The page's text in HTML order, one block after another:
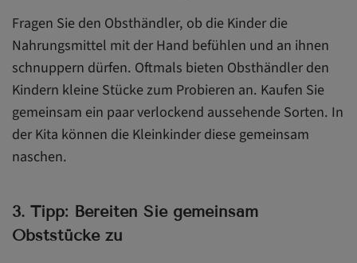
Fragen Sie den Obsthändler, ob die Kinder die
Nahrungsmittel mit der Hand befühlen und an ihnen
schnuppern dürfen. Oftmals bieten Obsthändler den
Kindern kleine Stücke zum Probieren an. Kaufen Sie
gemeinsam ein paar verlockend aussehende Sorten. In
der Kita können die Kleinkinder diese gemeinsam
naschen.
3. Tipp: Bereiten Sie gemeinsam
Obststücke zu